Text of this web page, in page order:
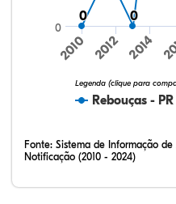
0
0 0
0
Rebouças - PR
Legenda (clique para
2010 2012 2014
0
Fonte: Sistema de Informação
Notificação (2010 - 2024)
62,96%
4,13%
0,48%
31,21%
0,36%
0,86%
32,57%
9,24%
0,46%
54,88%
1,27%
1,56%